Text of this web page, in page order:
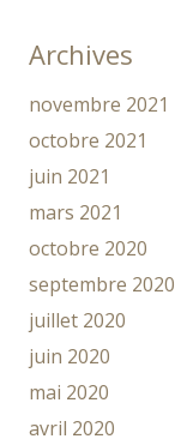
Archives
novembre 2021
octobre 2021
juin 2021
mars 2021
octobre 2020
septembre 2020
juillet 2020
juin 2020
mai 2020
avril 2020